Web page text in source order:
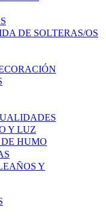
DE SOLTERAS/OS
Y LUZ
HUMO
Y